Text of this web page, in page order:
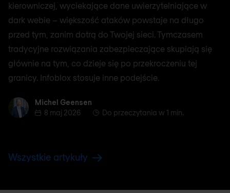
kierowniczej, wyciekające dane uwierzytelniające w
dark webie – większość ataków powstaje na długo
przed tym, zanim dotrą do Twojej sieci. Tymczasem
tradycyjne rozwiązania zabezpieczające skupiają się
głównie na tym, co dzieje się po przekroczeniu tej
granicy. Infoblox stosuje inne podejście.
Michel Geensen
Michel Geensen
8 maj 2026
Do przeczytania w 1 min.
Wszystkie artykuły